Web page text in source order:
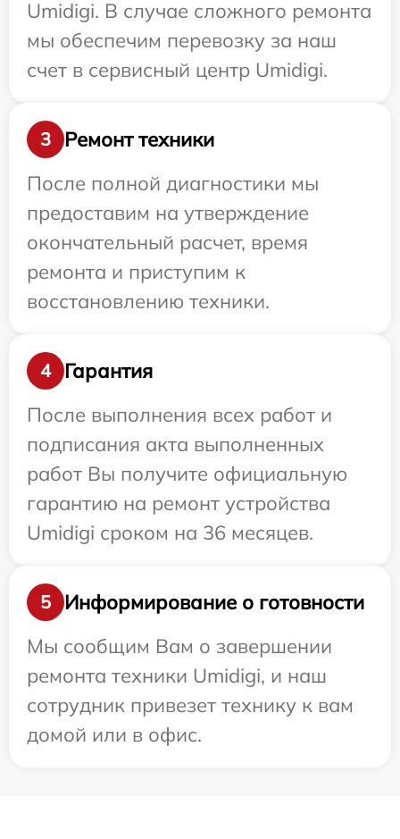
Umidigi. В случае сложного ремонта
мы обеспечим перевозку за наш
счет в сервисный центр Umidigi.
3
Ремонт техники
После полной диагностики мы
предоставим на утверждение
окончательный расчет, время
ремонта и приступим к
восстановлению техники.
4
Гарантия
После выполнения всех работ и
подписания акта выполненных
работ Вы получите официальную
гарантию на ремонт устройства
Umidigi сроком на 36 месяцев.
5
Информирование о готовности
Мы сообщим Вам о завершении
ремонта техники Umidigi, и наш
сотрудник привезет технику к вам
домой или в офис.